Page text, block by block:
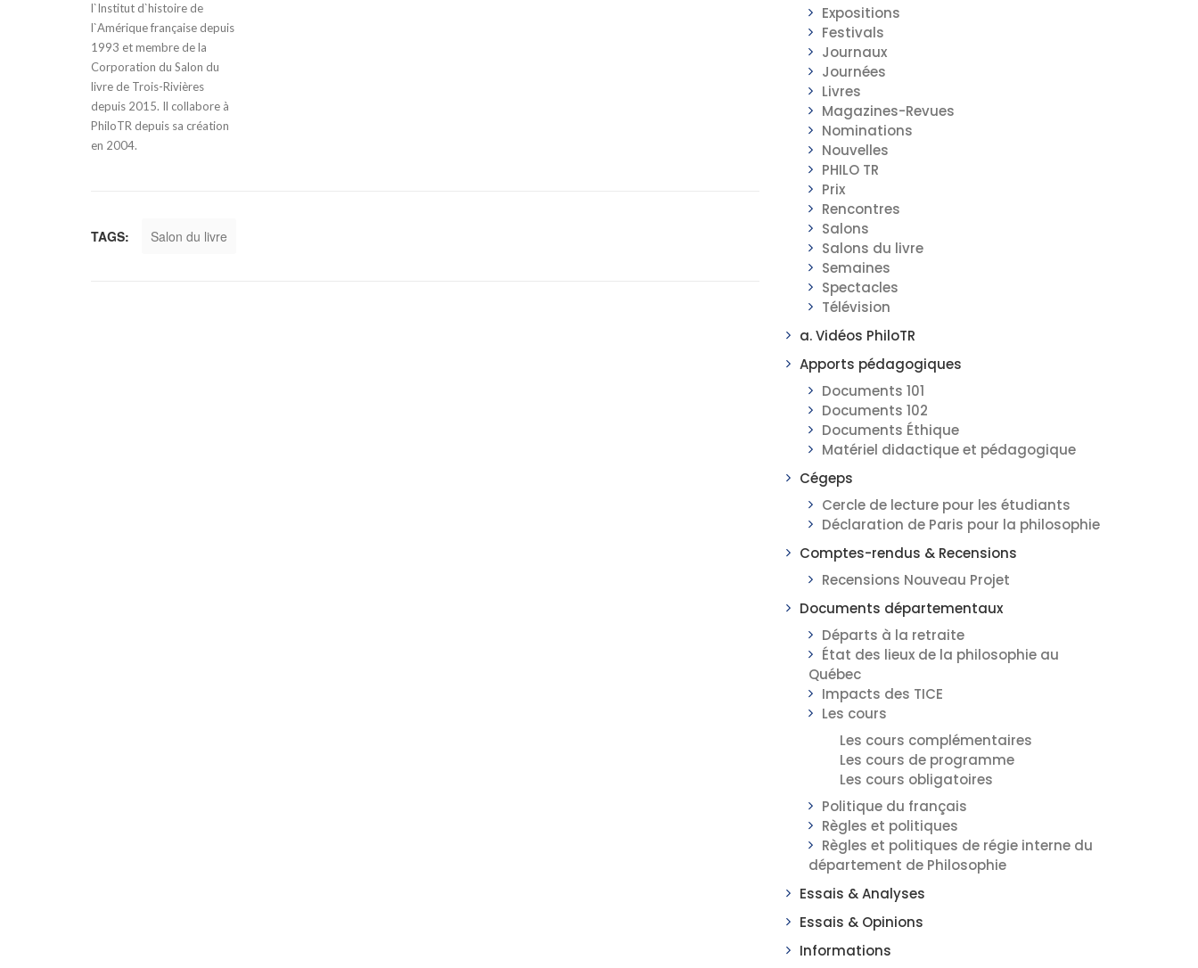
l`Institut d`histoire de
l`Amérique française depuis
1993 et membre de la
Corporation du Salon du
livre de Trois-Rivières
depuis 2015. Il collabore à
PhiloTR depuis sa création
en 2004.
TAGS: Salon du livre
Expositions
Festivals
Journaux
Journées
Livres
Magazines-Revues
Nominations
Nouvelles
PHILO TR
Prix
Rencontres
Salons
Salons du livre
Semaines
Spectacles
Télévision
a. Vidéos PhiloTR
Apports pédagogiques
Documents 101
Documents 102
Documents Éthique
Matériel didactique et pédagogique
Cégeps
Cercle de lecture pour les étudiants
Déclaration de Paris pour la philosophie
Comptes-rendus & Recensions
Recensions Nouveau Projet
Documents départementaux
Départs à la retraite
État des lieux de la philosophie au
Québec
Impacts des TICE
Les cours
Les cours complémentaires
Les cours de programme
Les cours obligatoires
Politique du français
Règles et politiques
Règles et politiques de régie interne du
département de Philosophie
Essais & Analyses
Essais & Opinions
Informations